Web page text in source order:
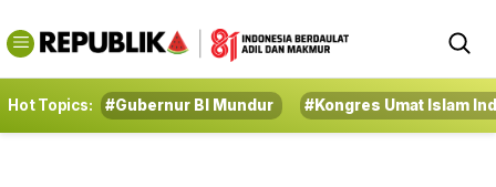
Hot Topics: #Gubernur BI Mundur #Kongres Umat Islam